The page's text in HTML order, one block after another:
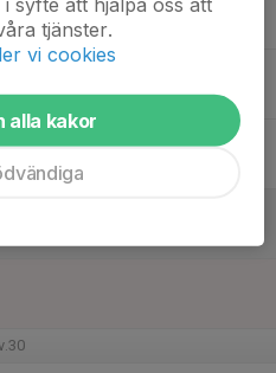
tjänster.
vi cookies
alla kakor